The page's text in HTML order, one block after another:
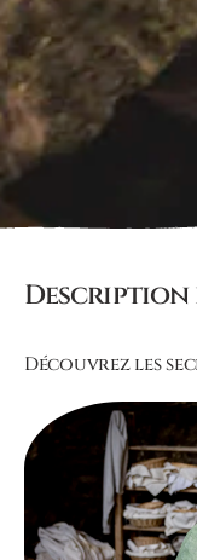
Description
Découvrez les